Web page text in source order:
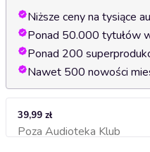
Niższe ceny na tysiące
Ponad 50.000 tytułów
Ponad 200
Nawet 500 nowości
39,99 zł
Poza Audioteka KlubDodaj do